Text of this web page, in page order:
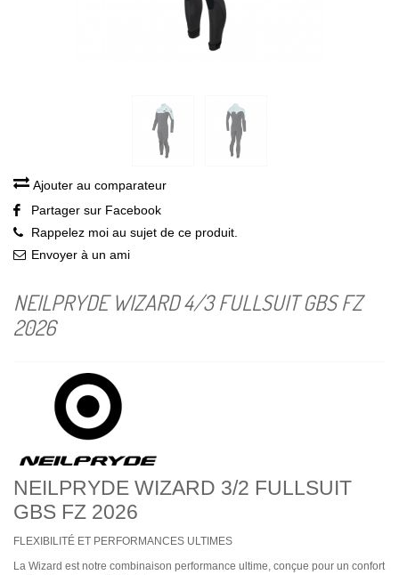
Ajouter au comparateur
Partager sur Facebook
Rappelez moi au sujet de ce produit.
Envoyer à un ami
NEILPRYDE WIZARD 4/3 FULLSUIT GBS FZ
2026
NEILPRYDE WIZARD 3/2 FULLSUIT
GBS FZ 2026
FLEXIBILITÉ ET PERFORMANCES ULTIMES
La Wizard est notre combinaison performance ultime, conçue pour un confort